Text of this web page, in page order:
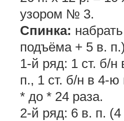
узором № 3.
Спинка:
подъёма + 5 в.
1-й ряд: 1 ст. б/
п., 1 ст. б/н в 4-ю
* до * 24 раза.
2-й ряд: 6 в. п.